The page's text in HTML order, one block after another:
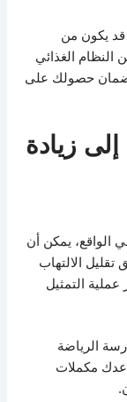
قد يكون من
الغذائي
ضمان حصولك على
زيادة
الواقع، يمكن أن
الالتهاب
عملية التمثيل
الرياضة
مكملات